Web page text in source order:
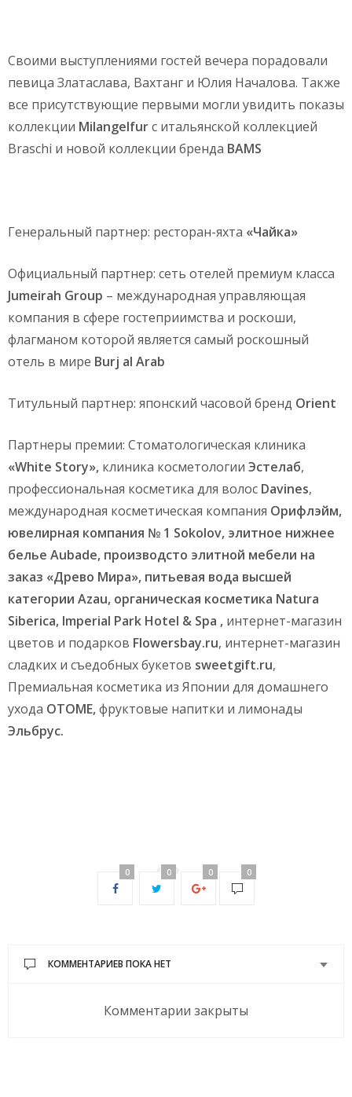
Своими выступлениями гостей вечера порадовали
певица Златаслава, Вахтанг и Юлия Началова. Также
все присутствующие первыми могли увидить показы
коллекции Milangelfurс итальянской коллекцией
Braschi и новой коллекции бренда BAMS
Генеральный партнер: ресторан-яхта «Чайка»
Официальный партнер: сеть отелей премиум класса
Jumeirah Group – международная управляющая
компания в сфере гостеприимства и роскоши,
флагманом которой является самый роскошный
отель в мире Burj al Arab
Титульный партнер: японский часовой бренд Orient
Партнеры премии: Стоматологическая клиника
«White Story», клиника косметологии Эстелаб,
профессиональная косметика для волос Davines,
международная косметическая компания Орифлэйм,
ювелирная компания № 1 Sokolov, элитное нижнее
белье Aubade, производсто элитной мебели на
заказ «Древо Мира», питьевая вода высшей
категории Azau, органическая косметика Natura
Siberica, Imperial Park Hotel & Spa , интернет-магазин
цветов и подарков Flowersbay.ru, интернет-магазин
сладких и съедобных букетов sweetgift.ru,
Премиальная косметика из Японии для домашнего
ухода OTOME,фруктовые напитки и лимонады
Эльбрус.
0 0 0 0
КОММЕНТАРИЕВ ПОКА НЕТ
Комментарии закрыты